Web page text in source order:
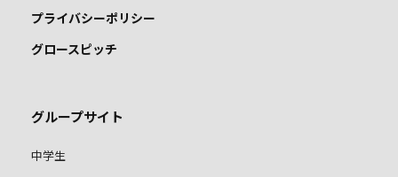
プライバシーポリシー
グロースピッチ
グループサイト
中学生